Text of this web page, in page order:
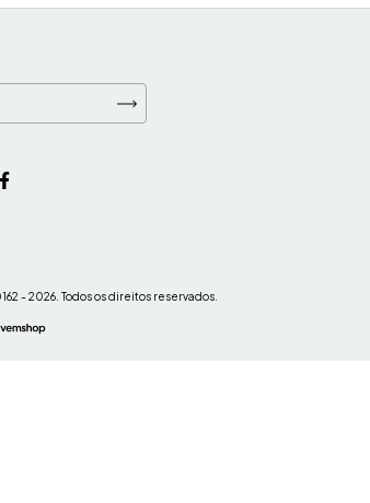
- 2026. Todos os direitos reservados.